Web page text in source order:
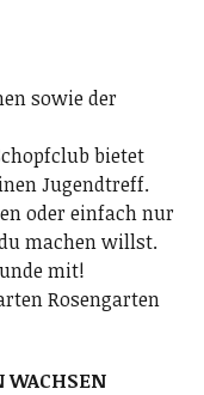
sowie der
bietet
Jugendtreff.
oder einfach nur
machen willst.
mit!
Rosengarten
WACHSEN